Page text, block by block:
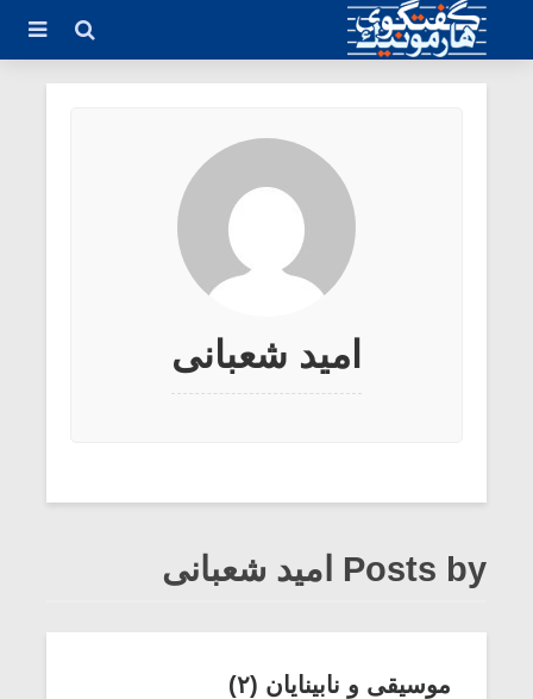
امید شعبانی
Posts by امید شعبانی
موسیقی و نابینایان (۲)